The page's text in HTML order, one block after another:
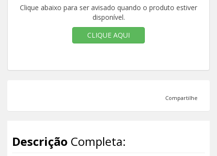
Clique abaixo para ser avisado quando o produto estiver
disponível.
CLIQUE AQUI
Compartilhe
Descrição Completa: